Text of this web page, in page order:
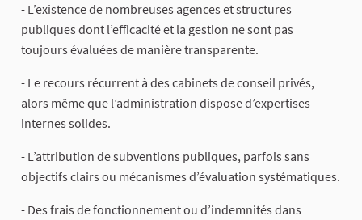
- L’existence de nombreuses agences et structures
publiques dont l’efficacité et la gestion ne sont pas
toujours évaluées de manière transparente.
- Le recours récurrent à des cabinets de conseil privés,
alors même que l’administration dispose d’expertises
internes solides.
- L’attribution de subventions publiques, parfois sans
objectifs clairs ou mécanismes d’évaluation systématiques.
- Des frais de fonctionnement ou d’indemnités dans